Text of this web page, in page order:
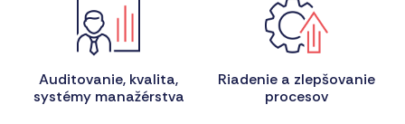
Auditovanie, kvalita,
systémy manažérstva
Riadenie a zlepšovanie
procesov